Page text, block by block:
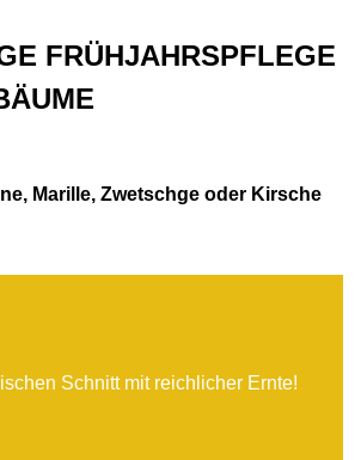
FRÜHJAHRSPFLEGE
Marille, Zwetschge oder Kirsche
Schnitt mit reichlicher Ernte!